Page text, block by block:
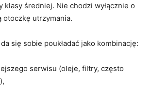
klasy średniej. Nie chodzi wyłącznie o
otoczkę utrzymania.
się sobie poukładać jako kombinację:
serwisu (oleje, filtry, często